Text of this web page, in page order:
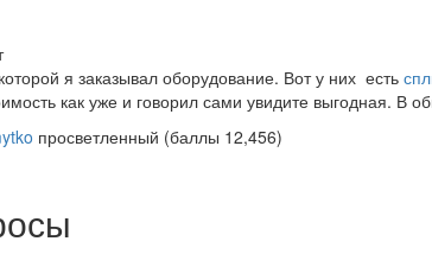
я заказывал оборудование. Вот у них есть
как уже и говорил сами увидите выгодная. В
просветленный (баллы 12,456)